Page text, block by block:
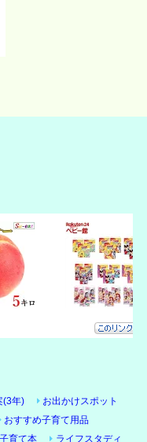
(3年)
お出かけスポット
おすすめ子育て用品
子育て本 ライフスタディ